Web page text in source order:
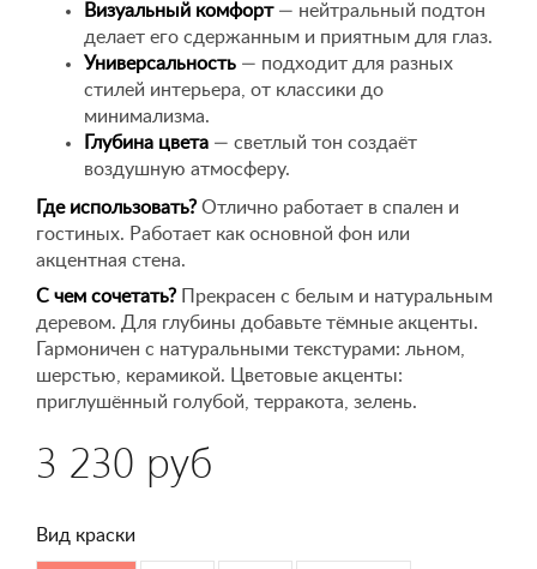
Визуальный комфорт— нейтральный подтон
делает его сдержанным и приятным для глаз.
Универсальность — подходит для разных
стилей интерьера, от классики до
минимализма.
Глубина цвета — светлый тон создаёт
воздушную атмосферу.
Где использовать? Отлично работает в спален и
гостиных. Работает как основной фон или
акцентная стена.
С чем сочетать? Прекрасен с белым и натуральным
деревом. Для глубины добавьте тёмные акценты.
Гармоничен с натуральными текстурами: льном,
шерстью, керамикой. Цветовые акценты:
приглушённый голубой, терракота, зелень.
3 230 руб
Вид краски